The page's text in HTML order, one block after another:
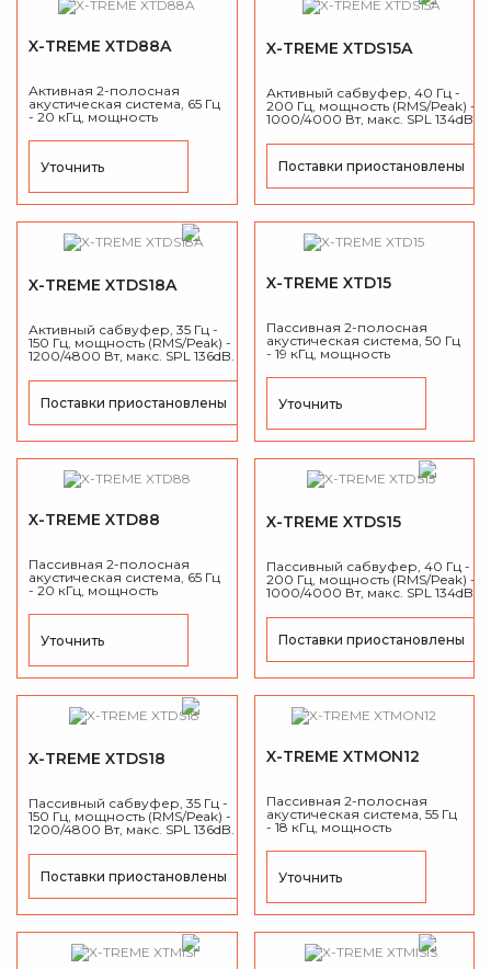
X-TREME XTD88A
Активная 2-полосная
акустическая система, 65 Гц
- 20 кГц, мощность
Дисперсия 90°x40°, макс.
Уточнить
X-TREME XTDS15A
Активный сабвуфер, 40 Гц -
200 Гц, мощность (RMS/Peak) -
1000/4000 Вт, макс. SPL 134dB.
Поставки приостановлены
X-TREME XTDS18A
Активный сабвуфер, 35 Гц -
150 Гц, мощность (RMS/Peak) -
1200/4800 Вт, макс. SPL 136dB.
Поставки приостановлены
X-TREME XTD15
Пассивная 2-полосная
акустическая система, 50 Гц
- 19 кГц, мощность
Дисперсия 90°x50°, макс.
Уточнить
X-TREME XTD88
Пассивная 2-полосная
акустическая система, 65 Гц
- 20 кГц, мощность
Дисперсия 90°x40°, макс.
Уточнить
X-TREME XTDS15
Пассивный сабвуфер, 40 Гц -
200 Гц, мощность (RMS/Peak) -
1000/4000 Вт, макс. SPL 134dB.
Поставки приостановлены
X-TREME XTDS18
Пассивный сабвуфер, 35 Гц -
150 Гц, мощность (RMS/Peak) -
1200/4800 Вт, макс. SPL 136dB.
Поставки приостановлены
X-TREME XTMON12
Пассивная 2-полосная
акустическая система, 55 Гц
- 18 кГц, мощность
Дисперсия 80°x80°, макс.
Уточнить